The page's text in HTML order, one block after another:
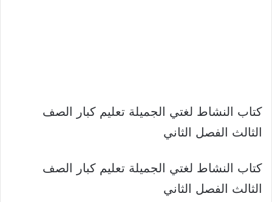
كتاب النشاط لغتي الجميلة تعليم كبار الصف
الثالث الفصل الثاني
كتاب النشاط لغتي الجميلة تعليم كبار الصف
الثالث الفصل الثاني